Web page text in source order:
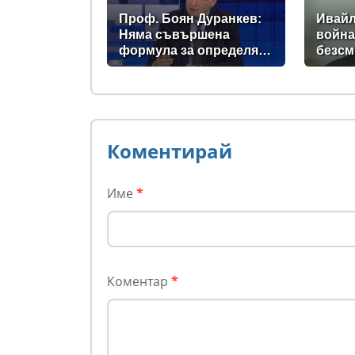
Проф. Боян Дуранкев:
Няма съвършена
формула за определяне
на минималната
как
Коментирай
Име *
Коментар *